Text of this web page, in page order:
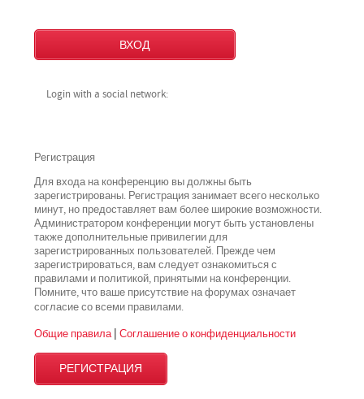
Login with a social network:
Регистрация
Для входа на конференцию вы должны быть
зарегистрированы. Регистрация занимает всего несколько
минут, но предоставляет вам более широкие возможности.
Администратором конференции могут быть установлены
также дополнительные привилегии для
зарегистрированных пользователей. Прежде чем
зарегистрироваться, вам следует ознакомиться с
правилами и политикой, принятыми на конференции.
Помните, что ваше присутствие на форумах означает
согласие со всемиправилами.
Общие правила| Соглашение о конфиденциальности
РЕГИСТРАЦИЯ